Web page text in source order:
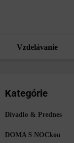
Vzdelávanie
Kategórie
Divadlo & Prednes
DOMA S NOCkou